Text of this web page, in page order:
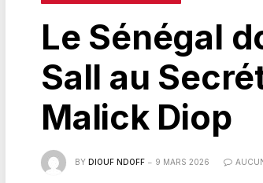
Le Sénégal
Sall au
Malick Diop
BY DIOUF NDOFF 9 MARS 2026